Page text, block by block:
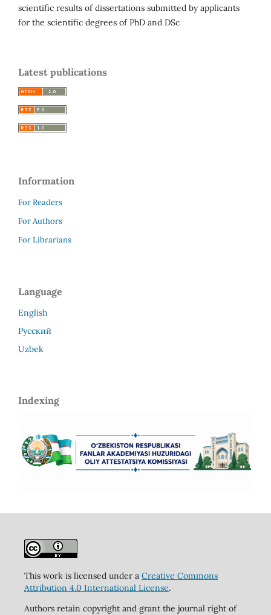
scientific results of dissertations submitted by applicants
for the scientific degrees of PhD and DSc
Latest publications
Information
For Readers
For Authors
For Librarians
Language
English
Русский
Uzbek
Indexing
This work is licensed under a Creative Commons
Attribution 4.0 International License.
Authors retain copyright and grant the journal right of